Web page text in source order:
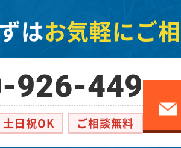
はお気軽にご
926-449
土日祝OK ご相談無料